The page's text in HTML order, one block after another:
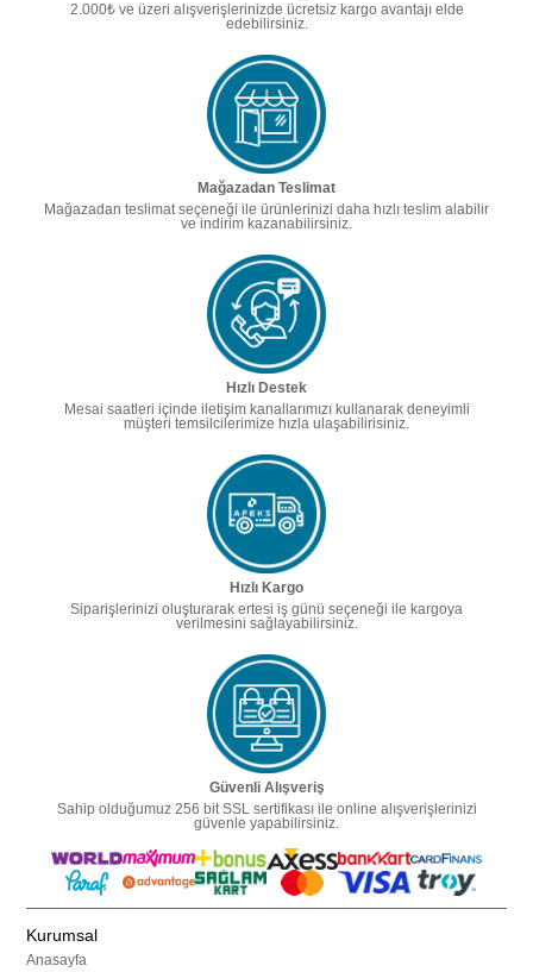
2.000₺ ve üzeri alışverişlerinizde ücretsiz kargo avantajı elde
edebilirsiniz.
Mağazadan Teslimat
Mağazadan teslimat seçeneği ile ürünlerinizi daha hızlı teslim alabilir
ve indirim kazanabilirsiniz.
Hızlı Destek
Mesai saatleri içinde iletişim kanallarımızı kullanarak deneyimli
müşteri temsilcilerimize hızla ulaşabilirisiniz.
Hızlı Kargo
Siparişlerinizi oluşturarak ertesi iş günü seçeneği ile kargoya
verilmesini sağlayabilirsiniz.
Güvenli Alışveriş
Sahip olduğumuz 256 bit SSL sertifikası ile online alışverişlerinizi
güvenle yapabilirsiniz.
Kurumsal
Anasayfa